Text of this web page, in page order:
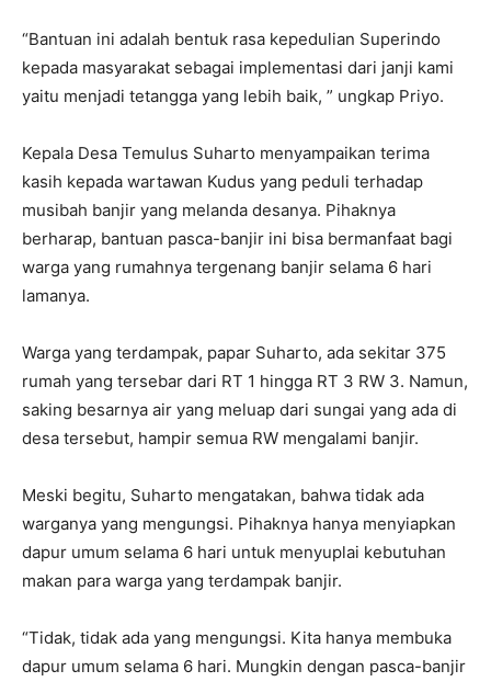
“Bantuan ini adalah bentuk rasa kepedulian Superindo
kepada masyarakat sebagai implementasi dari janji kami
yaitu menjadi tetangga yang lebih baik, ” ungkap Priyo.
Kepala Desa Temulus Suharto menyampaikan terima
kasih kepada wartawan Kudus yang peduli terhadap
musibah banjir yang melanda desanya. Pihaknya
berharap, bantuan pasca-banjir ini bisa bermanfaat bagi
warga yang rumahnya tergenang banjir selama 6 hari
lamanya.
Warga yang terdampak, papar Suharto, ada sekitar 375
rumah yang tersebar dari RT 1 hingga RT 3 RW 3. Namun,
saking besarnya air yang meluap dari sungai yang ada di
desa tersebut, hampir semua RW mengalami banjir.
Meski begitu, Suharto mengatakan, bahwa tidak ada
warganya yang mengungsi. Pihaknya hanya menyiapkan
dapur umum selama 6 hari untuk menyuplai kebutuhan
makan para warga yang terdampak banjir.
“Tidak, tidak ada yang mengungsi. Kita hanya membuka
dapur umum selama 6 hari. Mungkin dengan pasca-banjir